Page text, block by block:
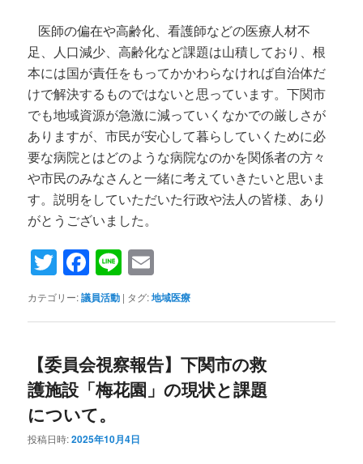
医師の偏在や高齢化、看護師などの医療人材不
足、人口減少、高齢化など課題は山積しており、根
本には国が責任をもってかかわらなければ自治体だ
けで解決するものではないと思っています。下関市
でも地域資源が急激に減っていくなかでの厳しさが
ありますが、市民が安心して暮らしていくために必
要な病院とはどのような病院なのかを関係者の方々
や市民のみなさんと一緒に考えていきたいと思いま
す。説明をしていただいた行政や法人の皆様、あり
がとうございました。
Twitter
Facebook
Line
カテゴリー:議員活動 | タグ:地域医療
【委員会視察報告】下関市の救
護施設「梅花園」の現状と課題
について。
投稿日時:2025年10月4日